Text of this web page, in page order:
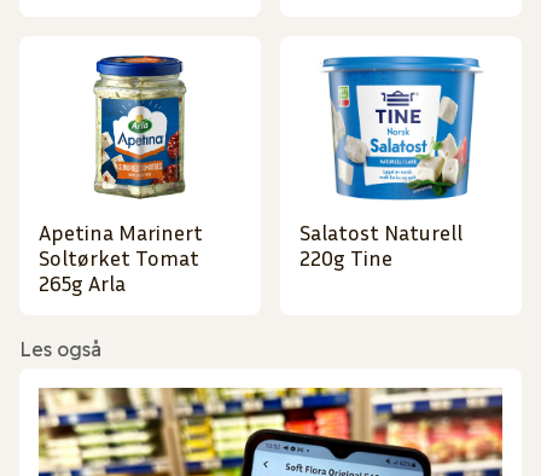
Apetina Marinert
Soltørket Tomat
265g Arla
Salatost Naturell
220g Tine
Les også